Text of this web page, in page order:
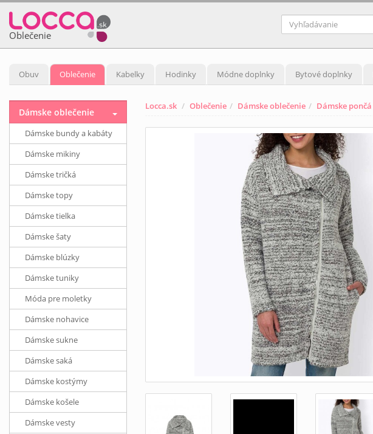
Oblečenie
Obuv Oblečenie Kabelky Hodinky Módne doplnky Bytové doplnky
Locca.sk Oblečenie Dámske oblečenie Dámske pončá
Dámske oblečenie
Dámske bundy a kabáty
Dámske mikiny
Dámske tričká
Dámske topy
Dámske tielka
Dámske šaty
Dámske blúzky
Dámske tuniky
Móda pre moletky
Dámske nohavice
Dámske sukne
Dámske saká
Dámske kostýmy
Dámske košele
Dámske vesty